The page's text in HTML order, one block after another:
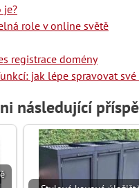
je?
role v online světě
registrace domény
jak lépe spravovat
následující